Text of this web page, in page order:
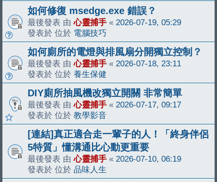
如何修復 msedge.exe 錯誤？
最後發表 由心靈捕手 « 2026-07-19, 05:29
發表於 位於 電腦技巧
如何廁所的電燈與排風扇分開獨立控制？
最後發表 由心靈捕手 « 2026-07-18, 23:11
發表於 位於 養生保健
DIY廁所抽風機改獨立開關 非常簡單
最後發表 由心靈捕手 « 2026-07-17, 09:17
發表於 位於 教學影音
[連結]真正適合走一輩子的人！「終身伴侶
5特質」懂溝通比心動更重要
最後發表 由心靈捕手 « 2026-07-10, 06:19
發表於 位於 品味人生